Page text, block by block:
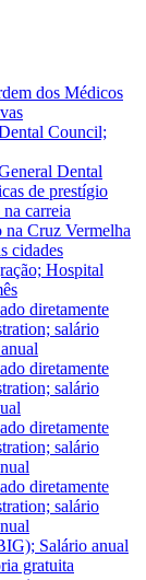
dos Médicos
Council;
Dental
de prestígio
carreia
Cruz Vermelha
cidades
Hospital
diretamente
salário
diretamente
salário
diretamente
salário
diretamente
salário
Salário anual
gratuita